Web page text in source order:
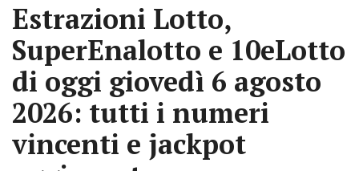
Estrazioni Lotto,
SuperEnalotto e 10eLotto
di oggi giovedì 6 agosto
2026: tutti i numeri
vincenti e jackpot